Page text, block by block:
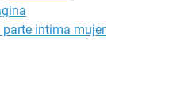
parte intima mujer